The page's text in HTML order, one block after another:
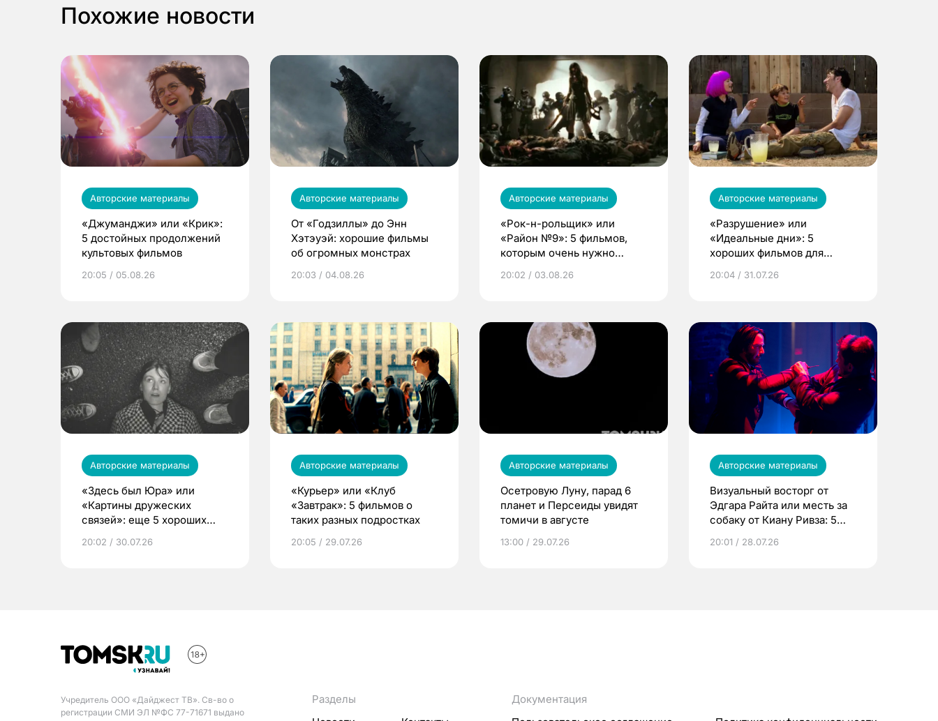
Похожие новости
Авторские материалы
«Джуманджи» или «Крик»:
5 достойных продолжений
культовых фильмов
20:05 / 05.08.26
Авторские материалы
От «Годзиллы» до Энн
Хэтэуэй: хорошие фильмы
об огромных монстрах
20:03 / 04.08.26
Авторские материалы
«Рок-н-рольщик» или
«Район №9»: 5 фильмов,
которым очень нужно
20:02 / 03.08.26
Авторские материалы
«Разрушение» или
«Идеальные дни»: 5
хороших фильмов для
20:04 / 31.07.26
Авторские материалы
«Здесь был Юра» или
«Картины дружеских
связей»: еще 5 хороших
20:02 / 30.07.26
Авторские материалы
«Курьер» или «Клуб
«Завтрак»: 5 фильмов о
таких разных подростках
20:05 / 29.07.26
Авторские материалы
Осетровую Луну, парад 6
планет и Персеиды увидят
томичи в августе
13:00 / 29.07.26
Авторские материалы
Визуальный восторг от
Эдгара Райта или месть за
собаку от Киану Ривза: 5
20:01 / 28.07.26
Учредитель ООО «Дайджест ТВ». Св-во о
регистрации СМИ ЭЛ №ФС 77-71671 выдано
Разделы
Документация